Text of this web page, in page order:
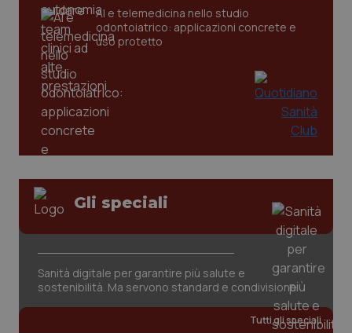
AI e telemedicina nello studio
odontoiatrico: applicazioni concrete e
uso protetto
Gli speciali
Sanità digitale per garantire più salute e
sostenibilità. Ma servono standard e condivisione
Tutti gli speciali
CookieScriptConsent
CookieScript
www.quotidianosanita.it
tracking-sites-ironfish-
www.quotidianosanita.it
2
tracking-sites-ironfish-
session-id
www.quotidianosanita.it
2